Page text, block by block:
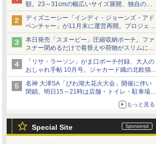
額。23～31cmの幅広いサイズ展開、独自のク
ッション素材を採用
ディズニーシー「インディ・ジョーンズ・アド
ベンチャー」が11月末に運営再開。プロジェク
ションマッピングを追加、DPAは1500円
本日発売「スヌーピー」圧縮収納ポーチ。ファ
スナー閉めるだけで着替えや荷物がスリムにま
とまる
「リサ・ラーソン」がま口ポーチ付録、大人の
おしゃれ手帖 10月号。ジャカード織の北欧猫デ
ザイン
名神 大津SA「びわ湖大花火大会」開催に伴い
閉鎖。明日15～21時は店舗・トイレ・駐車場の
もっと見る
Special Site